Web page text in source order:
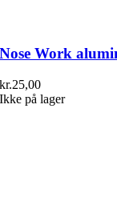
Nose Work
kr.25,00
Ikke på lager